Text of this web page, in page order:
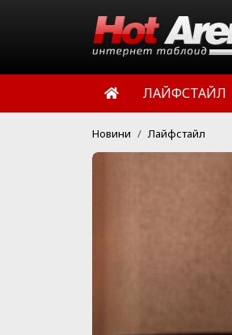
ЛАЙФСТАЙЛ
Новини Лайфстайл